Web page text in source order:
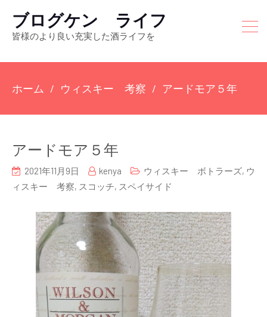
ブログケン ライフ
皆様のより良い充実した酒ライフを
ホーム ウィスキー 考察 アードモア５年
アードモア５年
2021年11月9日 kenya ウィスキー ボトラーズ, ウ
ィスキー 考察, スコッチ, スペイサイド